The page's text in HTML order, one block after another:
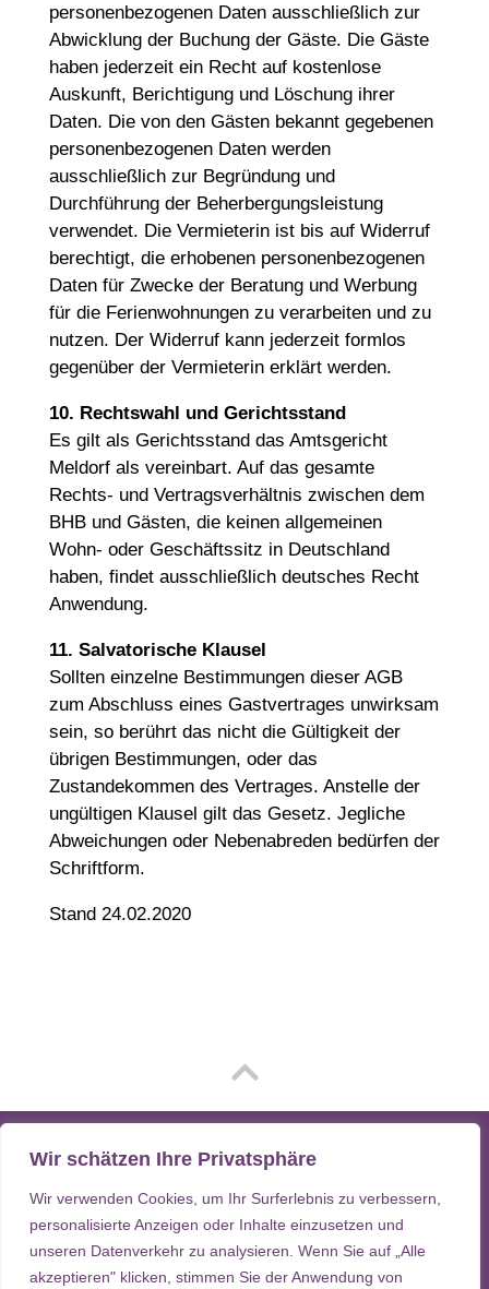
Wir schätzen Ihre Privatsphäre
Wir verwenden Cookies, um Ihr Surferlebnis zu verbessern,
personalisierte Anzeigen oder Inhalte einzusetzen und
unseren Datenverkehr zu analysieren. Wenn Sie auf „Alle
akzeptieren" klicken, stimmen Sie der Anwendung von
personenbezogenen Daten ausschließlich zur
Abwicklung der Buchung der Gäste. Die Gäste
haben jederzeit ein Recht auf kostenlose
Auskunft, Berichtigung und Löschung ihrer
Daten. Die von den Gästen bekannt gegebenen
personenbezogenen Daten werden
ausschließlich zur Begründung und
Durchführung der Beherbergungsleistung
verwendet. Die Vermieterin ist bis auf Widerruf
berechtigt, die erhobenen personenbezogenen
Daten für Zwecke der Beratung und Werbung
für die Ferienwohnungen zu verarbeiten und zu
nutzen. Der Widerruf kann jederzeit formlos
gegenüber der Vermieterin erklärt werden.
10. Rechtswahl und Gerichtsstand
Es gilt als Gerichtsstand das Amtsgericht
Meldorf als vereinbart. Auf das gesamte
Rechts- und Vertragsverhältnis zwischen dem
BHB und Gästen, die keinen allgemeinen
Wohn- oder Geschäftssitz in Deutschland
haben, findet ausschließlich deutsches Recht
Anwendung.
11. Salvatorische Klausel
Sollten einzelne Bestimmungen dieser AGB
zum Abschluss eines Gastvertrages unwirksam
sein, so berührt das nicht die Gültigkeit der
übrigen Bestimmungen, oder das
Zustandekommen des Vertrages. Anstelle der
ungültigen Klausel gilt das Gesetz. Jegliche
Abweichungen oder Nebenabreden bedürfen der
Schriftform.
Stand 24.02.2020
©2026 Strandhuus Grömitz
Weidenweg 11 | 23743 Grömitz
Facebook